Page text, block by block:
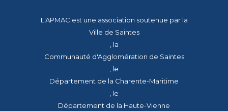
L'APMAC est une association soutenue par la
Ville de Saintes
, la
Communauté d'Agglomération de Saintes
, le
Département de la Charente-Maritime
, le
Département de la Haute-Vienne